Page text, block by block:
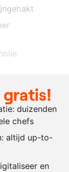
gratis!
duizenden
chefs
altijd up-to-
en